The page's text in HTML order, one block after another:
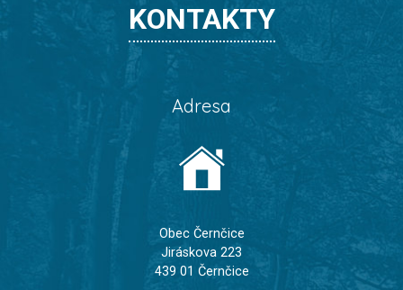
KONTAKTY
Adresa
Obec Černčice
Jiráskova 223
439 01 Černčice